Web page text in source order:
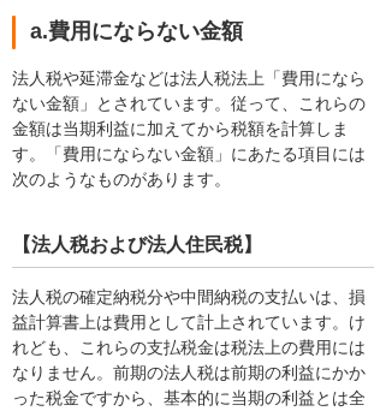
a.費用にならない金額
法人税や延滞金などは法人税法上「費用になら
ない金額」とされています。従って、これらの
金額は当期利益に加えてから税額を計算しま
す。「費用にならない金額」にあたる項目には
次のようなものがあります。
【法人税および法人住民税】
法人税の確定納税分や中間納税の支払いは、損
益計算書上は費用として計上されています。け
れども、これらの支払税金は税法上の費用には
なりません。前期の法人税は前期の利益にかか
った税金ですから、基本的に当期の利益とは全